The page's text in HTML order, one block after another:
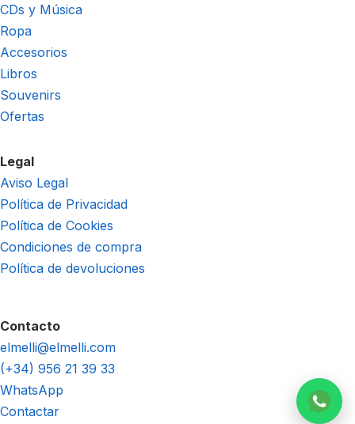
CDs y Música
Ropa
Accesorios
Libros
Souvenirs
Ofertas
Legal
Aviso Legal
Política de Privacidad
Política de Cookies
Condiciones de compra
Política de devoluciones
Contacto
elmelli@elmelli.com
(+34) 956 21 39 33
WhatsApp
Contactar